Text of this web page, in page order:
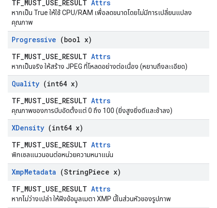
TF_MUST_USE_RESULT Attrs
หากเป็น True ให้ใช้ CPU/RAM เพื่อลดขนาดโดยไม่มีการเปลี่ยนแปลง
คุณภาพ
Progressive (bool x)
TF_MUST_USE_RESULT Attrs
หากเป็นจริง ให้สร้าง JPEG ที่โหลดอย่างต่อเนื่อง (หยาบถึงละเอียด)
Quality (int64 x)
TF_MUST_USE_RESULT Attrs
คุณภาพของการบีบอัดตั้งแต่ 0 ถึง 100 (ยิ่งสูงยิ่งดีและช้าลง)
XDensity (int64 x)
TF_MUST_USE_RESULT Attrs
พิกเซลแนวนอนต่อหน่วยความหนาแน่น
XmpMetadata (StringPiece x)
TF_MUST_USE_RESULT Attrs
หากไม่ว่างเปล่า ให้ฝังข้อมูลเมตา XMP นี้ในส่วนหัวของรูปภาพ